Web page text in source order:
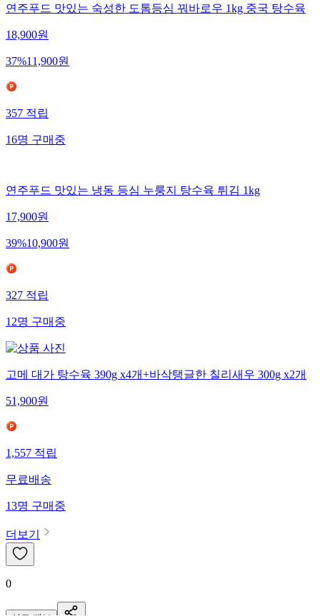
연주푸드 맛있는 숙성한 도톰등심 꿔바로우 1kg 중국 탕수육
18,900원
37%11,900원
357적립
16명구매중
연주푸드 맛있는 냉동 등심 누룽지 탕수육 튀김 1kg
17,900원
39%10,900원
327적립
12명구매중
고메 대가 탕수육 390g x4개+바삭탱글한 칠리새우 300g x2개
51,900원
1,557적립
무료배송
13명구매중
더보기
0